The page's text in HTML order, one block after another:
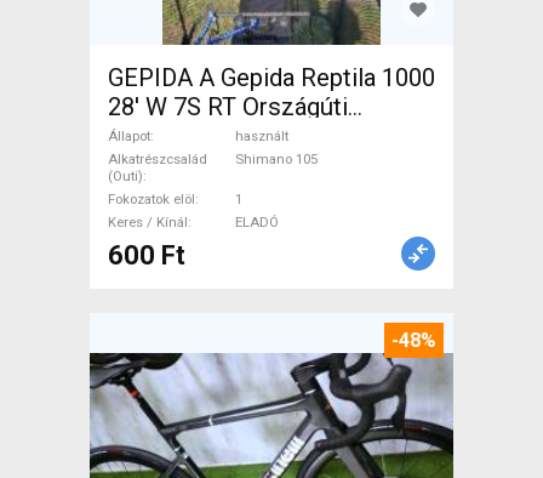
GEPIDA A Gepida Reptila 1000
28' W 7S RT Országúti
Shimano 105 használt ELADÓ
Állapot
használt
Alkatrészcsalád
(Outi)
Shimano 105
Fokozatok elöl
1
Keres / Kínál
ELADÓ
600 Ft
-48%